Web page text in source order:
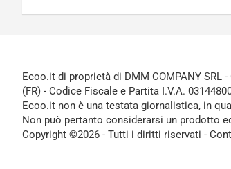
Ecoo.it di proprietà di DMM COMPANY SRL
(FR) - Codice Fiscale e Partita I.V.A.
Ecoo.it non è una testata giornalistica, in
Non può pertanto considerarsi un prodotto
Copyright ©2026 - Tutti i diritti riservati -